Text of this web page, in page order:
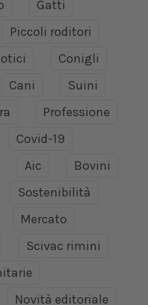
Gatti
Piccoli roditori
Conigli
Cani
Suini
Professione
Covid-19
Aic
Bovini
Sostenibilità
Mercato
Scivac rimini
Novità editoriale